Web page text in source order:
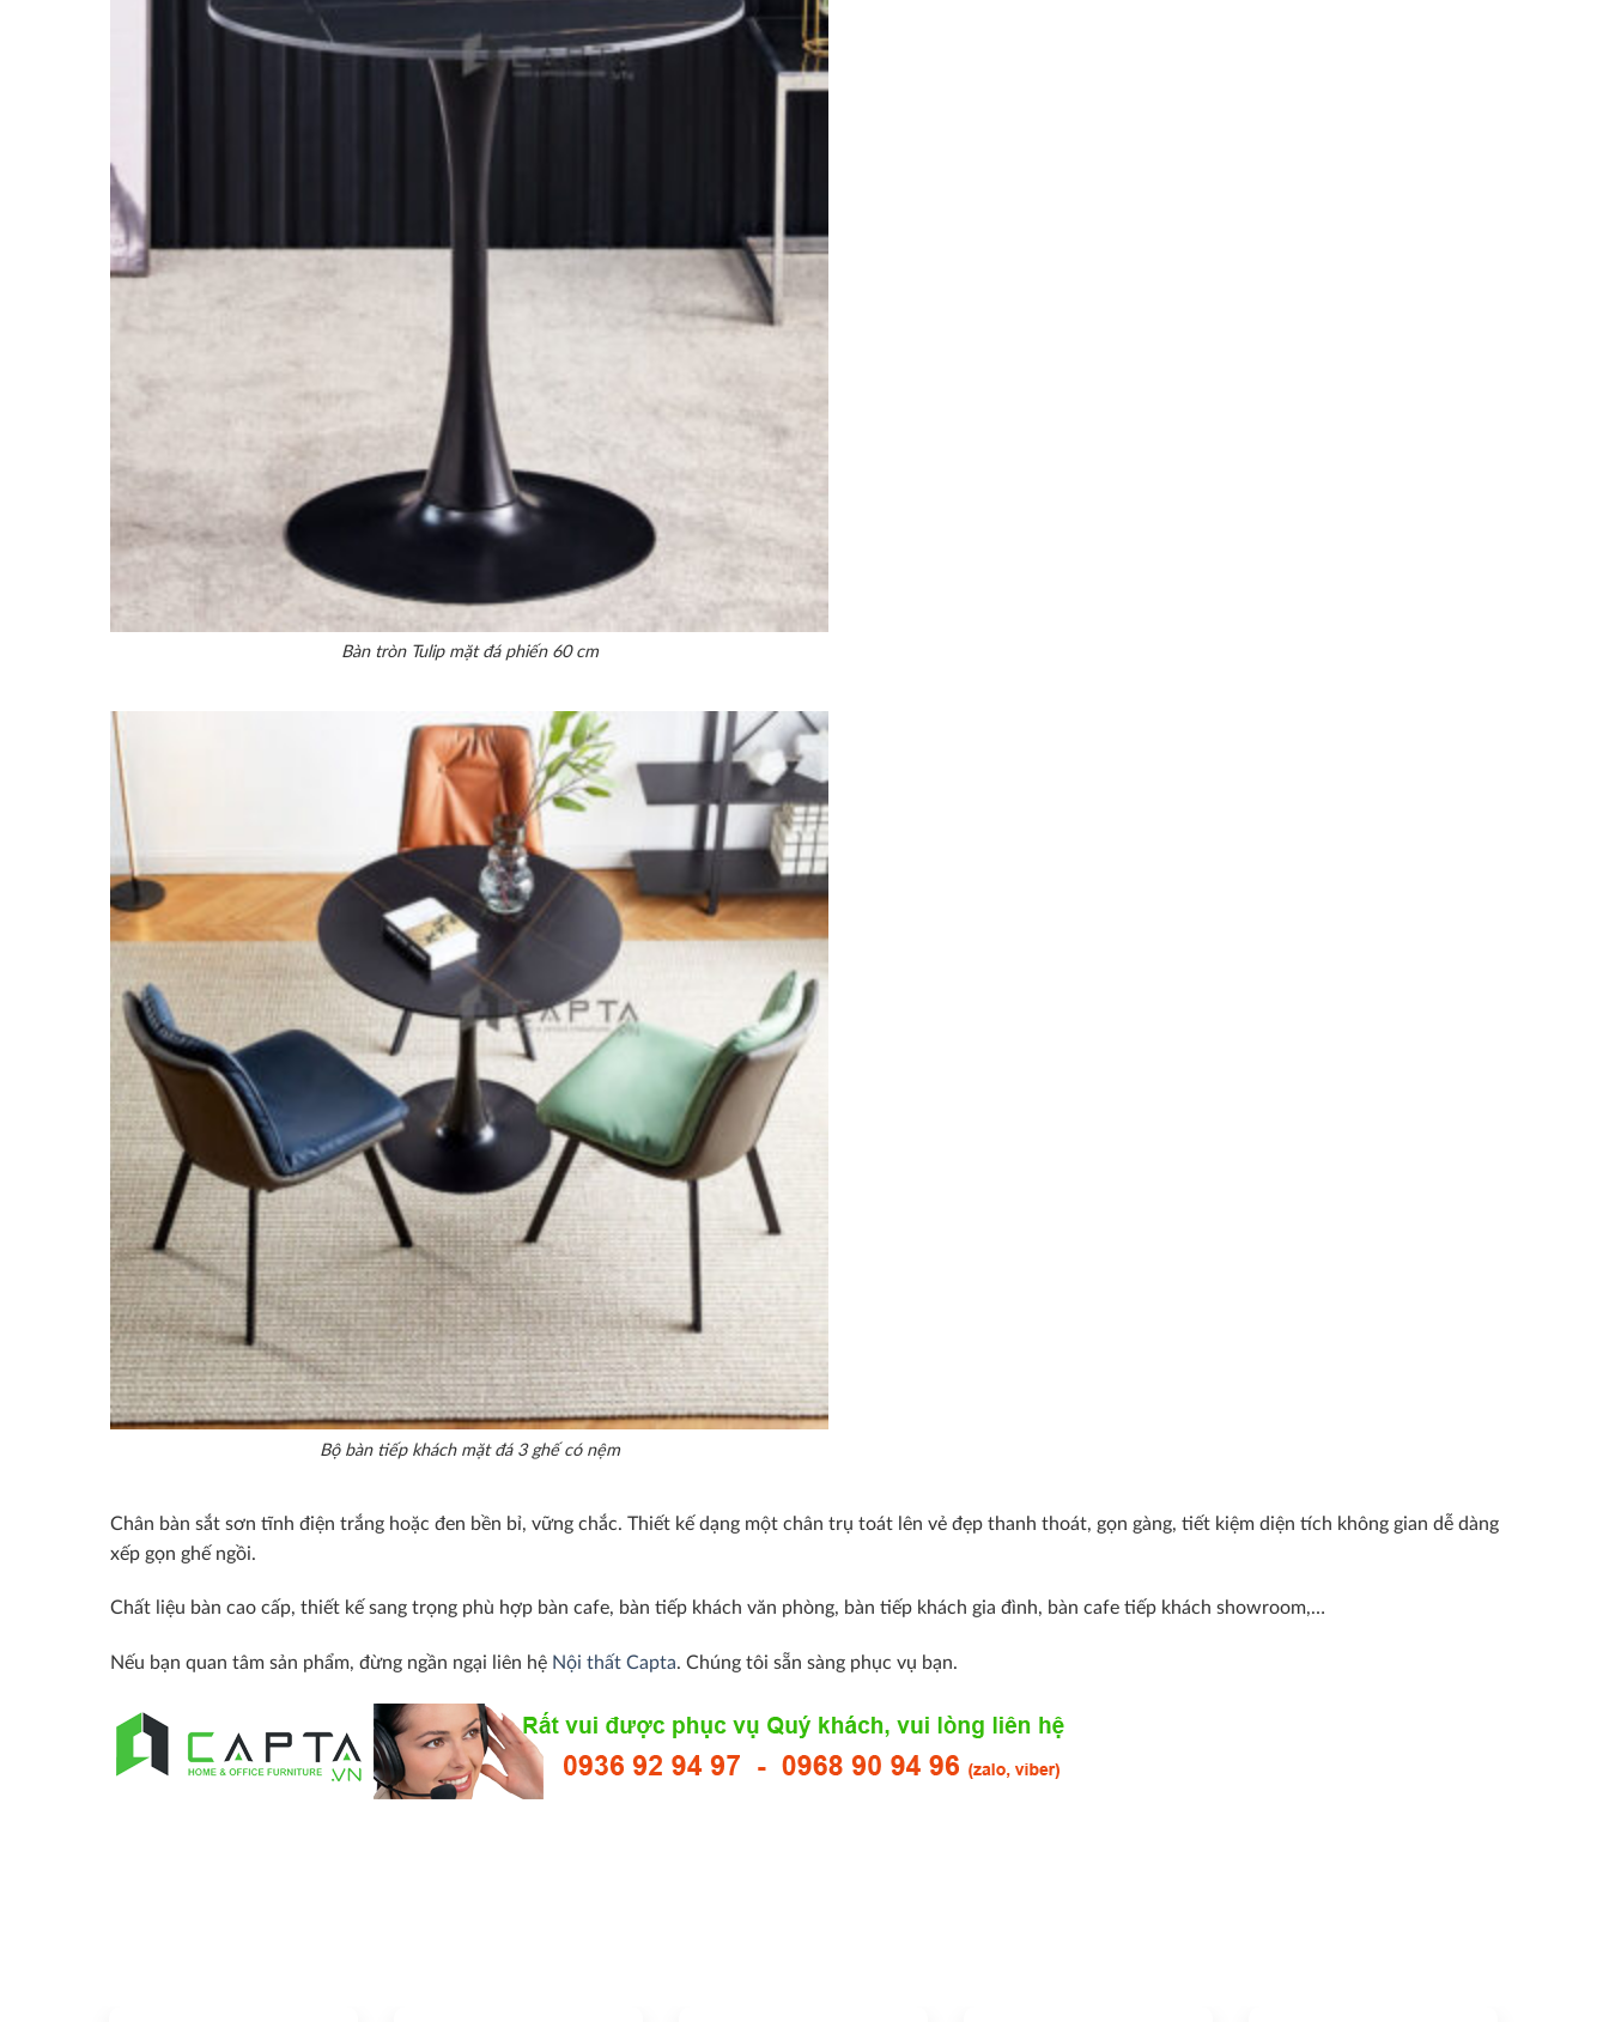
Bàn tròn Tulip mặt đá phiến 60 cm
Bộ bàn tiếp khách mặt đá 3 ghế có nệm
Chân bàn sắt sơn tĩnh điện trắng hoặc đen bền bỉ, vững chắc. Thiết kế dạng một chân trụ toát lên vẻ đẹp thanh thoát, gọn gàng, tiết kiệm diện tích không gian dễ dàng
xếp gọn ghế ngồi.
Chất liệu bàn cao cấp, thiết kế sang trọng phù hợp bàn cafe, bàn tiếp khách văn phòng, bàn tiếp khách gia đình, bàn cafe tiếp khách showroom,…
Nếu bạn quan tâm sản phẩm, đừng ngần ngại liên hệ Nội thất Capta. Chúng tôi sẵn sàng phục vụ bạn.